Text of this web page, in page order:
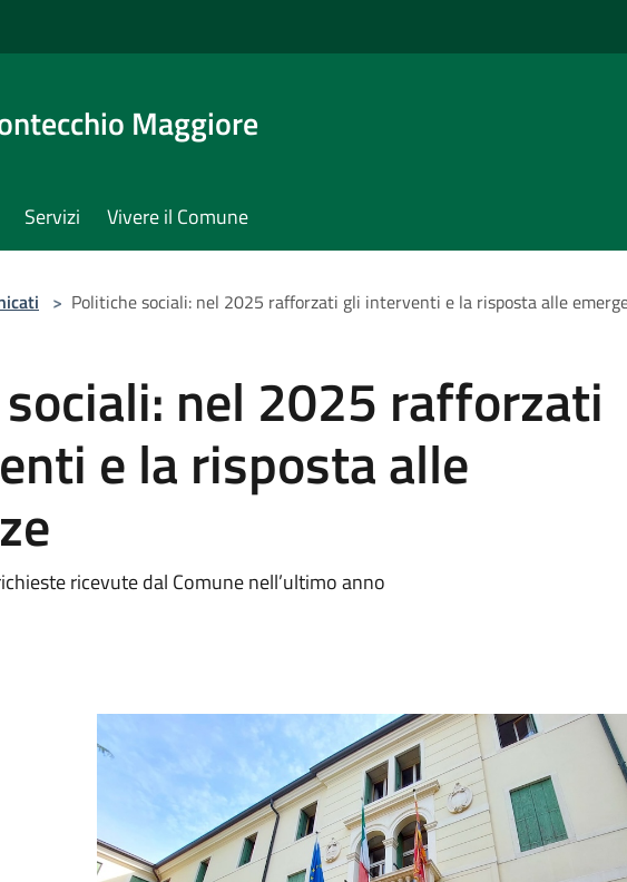
Maggiore
Servizi Vivere il Comune
> Politiche sociali: nel 2025 rafforzati gli interventi e la risposta alle
nel 2025 rafforzati
e la risposta alle
ricevute dal Comune nell’ultimo anno